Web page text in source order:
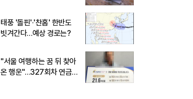
태풍 '돌핀'·'찬홈' 한반도
빗겨간다…예상 경로는?
"서울 여행하는 꿈 뒤 찾아
온 행운"…327회차 연금